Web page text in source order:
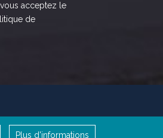
acceptez le
de
Plus d'informations